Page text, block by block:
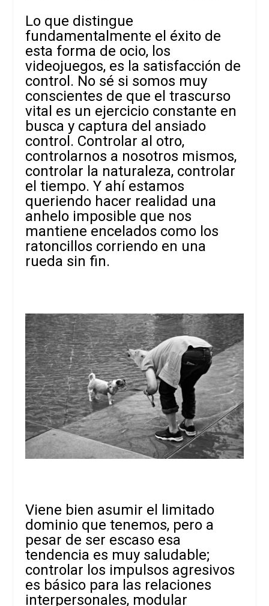
Lo que distingue
fundamentalmente el éxito de
esta forma de ocio, los
videojuegos, es la satisfacción de
control. No sé si somos muy
conscientes de que el trascurso
vital es un ejercicio constante en
busca y captura del ansiado
control. Controlar al otro,
controlarnos a nosotros mismos,
controlar la naturaleza, controlar
el tiempo. Y ahí estamos
queriendo hacer realidad una
anhelo imposible que nos
mantiene encelados como los
ratoncillos corriendo en una
rueda sin fin.
Viene bien asumir el limitado
dominio que tenemos, pero a
pesar de ser escaso esa
tendencia es muy saludable;
controlar los impulsos agresivos
es básico para las relaciones
interpersonales, modular